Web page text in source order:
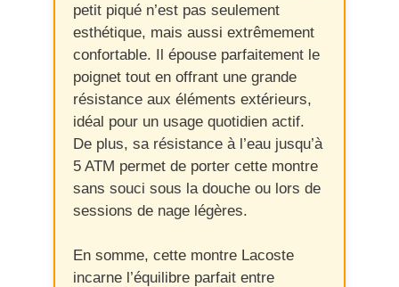
petit piqué n’est pas seulement
esthétique, mais aussi extrêmement
confortable. Il épouse parfaitement le
poignet tout en offrant une grande
résistance aux éléments extérieurs,
idéal pour un usage quotidien actif.
De plus, sa résistance à l’eau jusqu’à
5 ATM permet de porter cette montre
sans souci sous la douche ou lors de
sessions de nage légères.
En somme, cette montre Lacoste
incarne l’équilibre parfait entre